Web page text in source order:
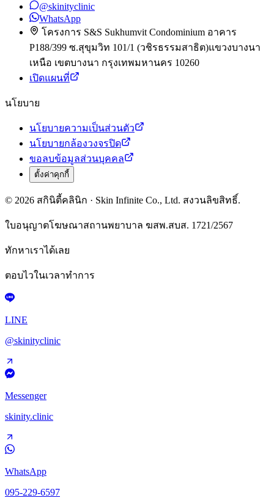
@skinityclinic
WhatsApp
โครงการ S&S Sukhumvit Condominium อาคาร
P188/399 ซ.สุขุมวิท 101/1 (วชิรธรรมสาธิต)แขวงบางนา
เหนือ เขตบางนา กรุงเทพมหานคร 10260
เปิดแผนที่
นโยบาย
นโยบายความเป็นส่วนตัว
นโยบายกล้องวงจรปิด
ขอลบข้อมูลส่วนบุคคล
ตั้งค่าคุกกี้
© 2026 สกินิตี้คลินิก · Skin Infinite Co., Ltd. สงวนลิขสิทธิ์.
ใบอนุญาตโฆษณาสถานพยาบาล ฆสพ.สบส. 1721/2567
ทักหาเราได้เลย
ตอบไวในเวลาทำการ
LINE
@skinityclinic
Messenger
skinity.clinic
WhatsApp
095-229-6597